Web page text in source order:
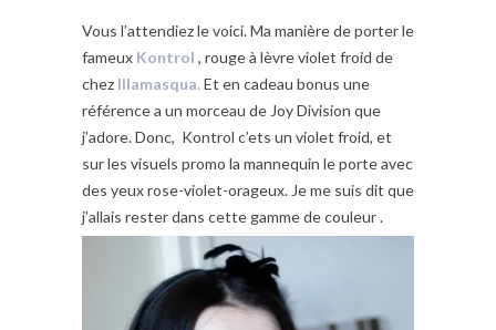
Vous l’attendiez le voici. Ma manière de porter le
fameux Kontrol , rouge à lèvre violet froid de
chez Illamasqua.Et en cadeau bonus une
référence a un morceau de Joy Division que
j’adore. Donc, Kontrol c’ets un violet froid, et
sur les visuels promo la mannequin le porte avec
des yeux rose-violet-orageux. Je me suis dit que
j’allais rester dans cette gamme de couleur .